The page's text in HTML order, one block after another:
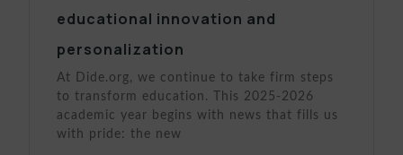
educational innovation and
personalization
At Dide.org, we continue to take firm steps
to transform education. This 2025-2026
academic year begins with news that fills us
with pride: the new